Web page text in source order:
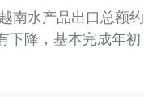
南水产品出口总额约
下降，基本完成年初